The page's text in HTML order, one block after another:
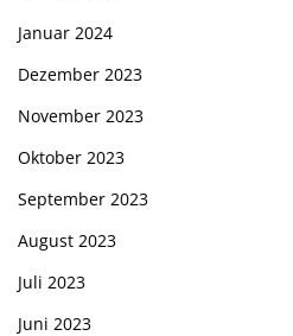
Januar 2024
Dezember 2023
November 2023
Oktober 2023
September 2023
August 2023
Juli 2023
Juni 2023